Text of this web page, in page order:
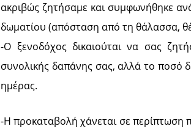
ακριβώς ζητήσαμε και συμφωνήθηκε
δωματίου (απόσταση από τη θάλασσα,
-Ο ξενοδόχος δικαιούται να σας
συνολικής δαπάνης σας, αλλά το ποσό
ημέρας.
-Η προκαταβολή χάνεται σε περίπτωση